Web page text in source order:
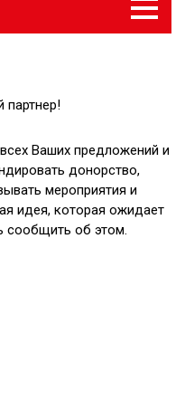
Меню
Ваших предложений и
донорство,
мероприятия и
идея, которая ожидает
сообщить об этом.